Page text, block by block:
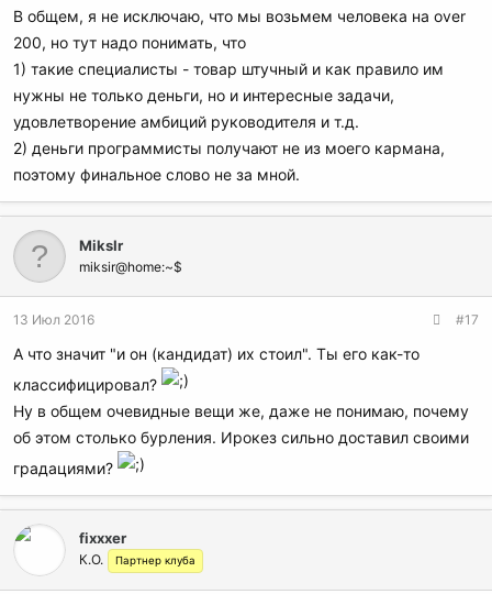
В общем, я не исключаю, что мы возьмем человека на over
200, но тут надо понимать, что
1) такие специалисты - товар штучный и как правило им
нужны не только деньги, но и интересные задачи,
удовлетворение амбиций руководителя и т.д.
2) деньги программисты получают не из моего кармана,
поэтому финальное слово не за мной.
MiksIr
miksir@home:~$
13 Июл 2016 #17
А что значит "и он (кандидат) их стоил". Ты его как-то
классифицировал?
Ну в общем очевидные вещи же, даже не понимаю, почему
об этом столько бурления. Ирокез сильно доставил своими
градациями?
fixxxer
К.О. Партнер клуба